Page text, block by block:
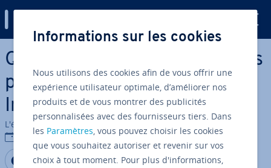
Aller au contenu principal
Quels sont les meilleurs outils
pour plus de succès sur
Instagram ?
L'équipe édi­to­riale IONOS
15/07/2026
Partager sur Facebook
Partager sur Twitter
Partager sur LinkedIn
source préférée sur
Informations sur les cookies
Nous utilisons des cookies afin de vous offrir une
expérience utilisateur optimale, d’améliorer nos
produits et de vous montrer des publicités
personnalisées avec des fournisseurs tiers. Dans
les Paramètres, vous pouvez choisir les cookies
que vous souhaitez autoriser et revenir sur vos
choix à tout moment. Pour plus d'informations,